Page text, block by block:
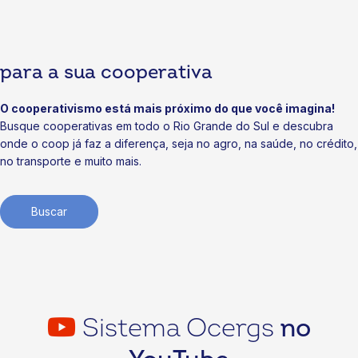
Notícias
03/07/2026
soja gaúcha
para a sua cooperativa
O cooperativismo está mais próximo do que você imagina!
Busque cooperativas em todo o Rio Grande do Sul e descubra
onde o coop já faz a diferença, seja no agro, na saúde, no crédito,
no transporte e muito mais.
Buscar
Sistema Ocergs no